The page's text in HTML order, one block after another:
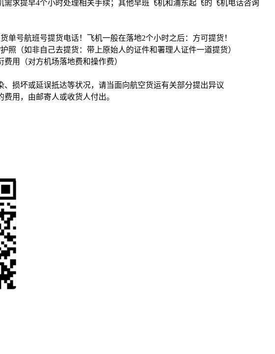
求提早4个小时处理相关手续；其他早班飞机和浦东起飞的飞机电话咨询
号航班号提货电话！飞机一般在落地2个小时之后：方可提货！
照（如非自己去提货：带上原始人的证件和署理人证件一道提货）
用（对方机场落地费和操作费）
损坏或延误抵达等状况，请当面向航空货运有关部分提出异议
用，由邮寄人或收货人付出。